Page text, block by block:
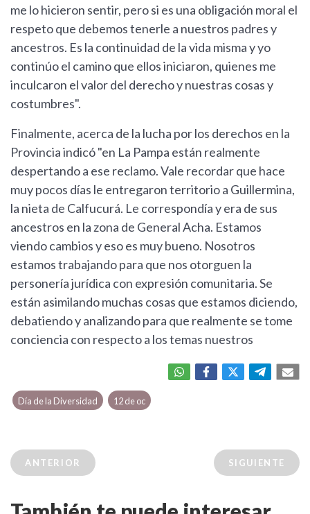
me lo hicieron sentir, pero si es una obligación moral el
respeto que debemos tenerle a nuestros padres y
ancestros. Es la continuidad de la vida misma y yo
continúo el camino que ellos iniciaron, quienes me
inculcaron el valor del derecho y nuestras cosas y
costumbres".
Finalmente, acerca de la lucha por los derechos en la
Provincia indicó "en La Pampa están realmente
despertando a ese reclamo. Vale recordar que hace
muy pocos días le entregaron territorio a Guillermina,
la nieta de Calfucurá. Le correspondía y era de sus
ancestros en la zona de General Acha. Estamos
viendo cambios y eso es muy bueno. Nosotros
estamos trabajando para que nos otorguen la
personería jurídica con expresión comunitaria. Se
están asimilando muchas cosas que estamos diciendo,
debatiendo y analizando para que realmente se tome
conciencia con respecto a los temas nuestros
Día de la Diversidad 12 de oc
ANTERIOR SIGUIENTE